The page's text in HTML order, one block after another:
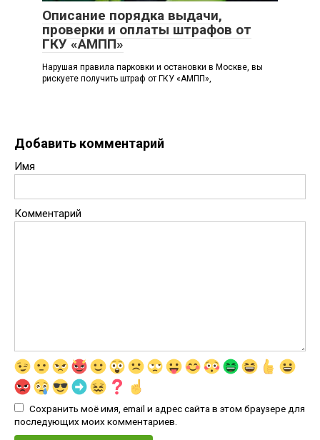
Описание порядка выдачи,
проверки и оплаты штрафов от
ГКУ «АМПП»
Нарушая правила парковки и остановки в Москве, вы
рискуете получить штраф от ГКУ «АМПП»,
Добавить комментарий
Имя
Комментарий
Сохранить моё имя, email и адрес сайта в этом браузере для
последующих моих комментариев.